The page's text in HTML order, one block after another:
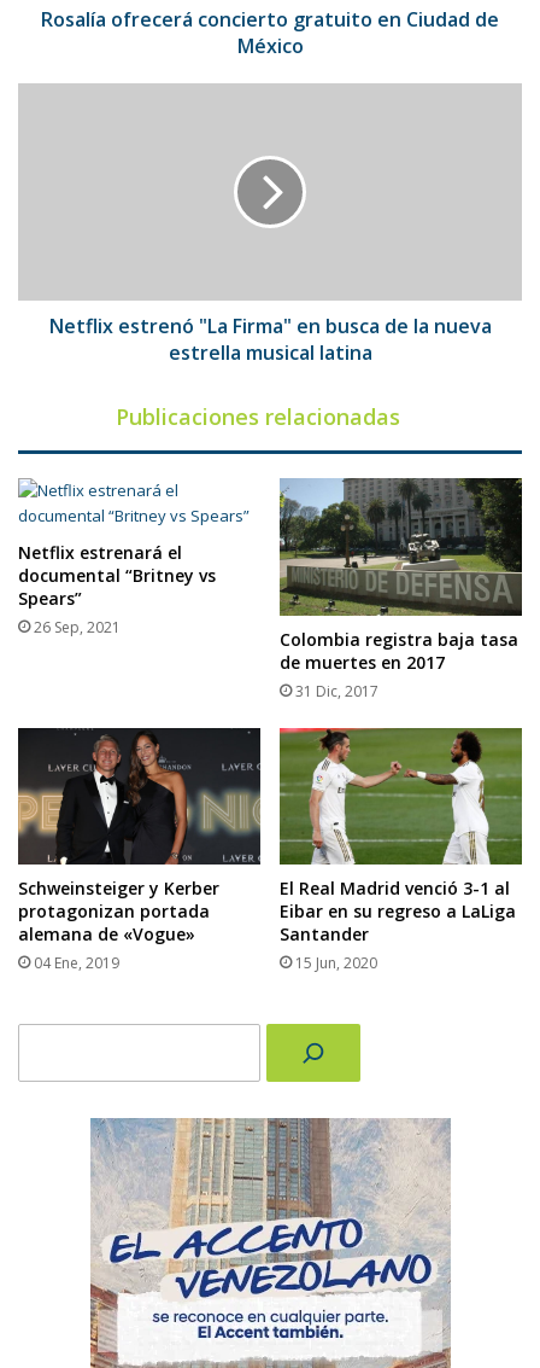
Rosalía ofrecerá concierto gratuito en Ciudad de
México
nueva
estrellaNetflix estrenó "La Firma" en busca de la nueva
estrella musical latina
Publicaciones relacionadas
Netflix estrenará el
documental “Britney vs
Spears”
26 Sep, 2021
Colombia registra baja tasa
de muertes en 2017
31 Dic, 2017
Schweinsteiger y Kerber
protagonizan portada
alemana de «Vogue»
04 Ene, 2019
El Real Madrid venció 3-1 al
Eibar en su regreso a LaLiga
Santander
15 Jun, 2020